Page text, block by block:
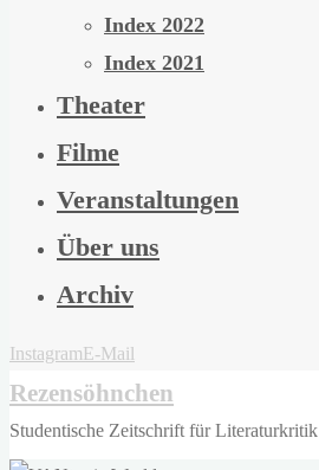
Index 2022
Index 2021
Theater
Filme
Veranstaltungen
Über uns
Archiv
InstagramE-Mail
Rezensöhnchen
Studentische Zeitschrift für Literaturkritik